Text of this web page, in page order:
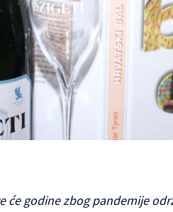
će godine zbog pandemije